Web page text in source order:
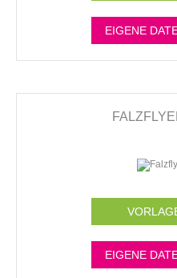
EIGENE
EIGENE